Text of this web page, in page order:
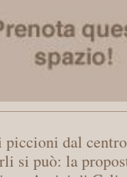
dal
si può: la